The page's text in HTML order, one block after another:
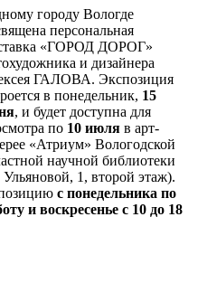
городу Вологде
персональная
«ГОРОД ДОРОГ»
и дизайнера
ГАЛОВА. Экспозиция
в понедельник, 15
, и будет доступна для
по 10 июля в арт-
«Атриум» Вологодской
научной библиотеки
1, второй этаж).
с понедельника по
и воскресенье с 10 до 18